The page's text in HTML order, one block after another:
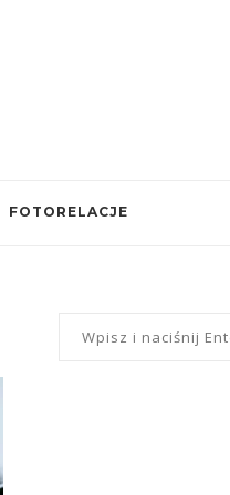
FOTORELACJE